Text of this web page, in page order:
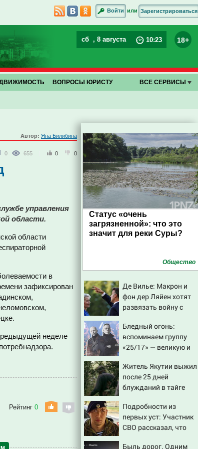
Войти или Зарегистрироваться
сб , 8 августа 10:23 18+
ВОПРОСЫ ЮРИСТУ ВСЕ СЕРВИСЫ
Автор: Яна Билибина
0 655 0 0
управления
области.
области
в
зафиксирован
неделе
Рейтинг 0
Статус «очень
загрязненной»: что это
значит для реки Суры?
Общество
Де Вилье: Макрон и
фон дер Ляйен хотят
развязать войну с
Бледный огонь:
вспоминаем группу
«25/17» — великую и
Житель Якутии выжил
после 25 дней
блужданий в тайге
Подробности из
первых уст: Участник
СВО рассказал, что
Быль дорог. Одним